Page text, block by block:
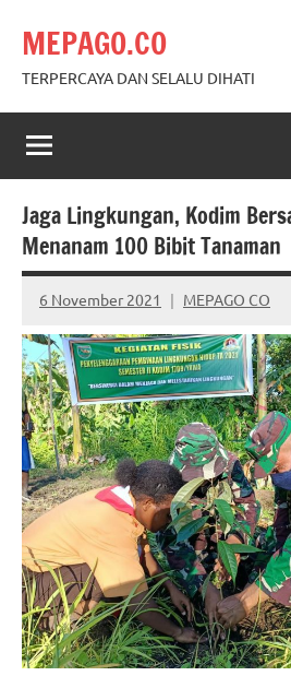
content
MEPAGO.CO
TERPERCAYA DAN SELALU DIHATI
Jaga Lingkungan, Kodim
Menanam 100 Bibit Tanaman
6 November 2021 MEPAGO CO
No
comments